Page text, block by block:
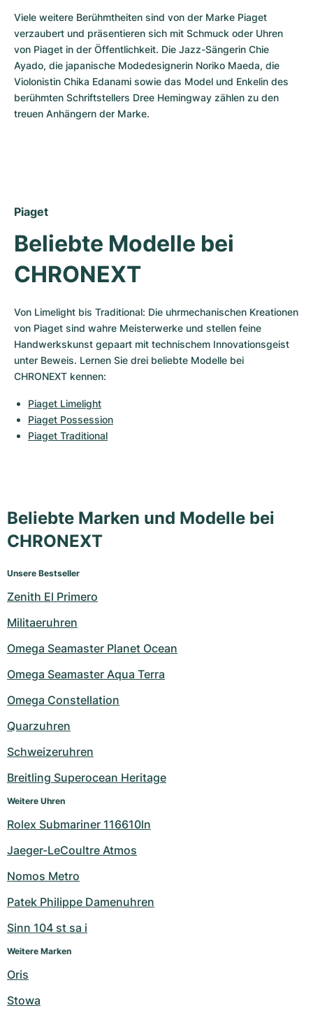
Viele weitere Berühmtheiten sind von der Marke Piaget
verzaubert und präsentieren sich mit Schmuck oder Uhren
von Piaget in der Öffentlichkeit. Die Jazz-Sängerin Chie
Ayado, die japanische Modedesignerin Noriko Maeda, die
Violonistin Chika Edanami sowie das Model und Enkelin des
berühmten Schriftstellers Dree Hemingway zählen zu den
treuen Anhängern der Marke.
Piaget
Beliebte Modelle bei
CHRONEXT
Von Limelight bis Traditional: Die uhrmechanischen Kreationen
von Piaget sind wahre Meisterwerke und stellen feine
Handwerkskunst gepaart mit technischem Innovationsgeist
unter Beweis. Lernen Sie drei beliebte Modelle bei
CHRONEXT kennen:
Piaget Limelight
Piaget Possession
Piaget Traditional
Beliebte Marken und Modelle bei
CHRONEXT
Unsere Bestseller
Zenith El Primero
Militaeruhren
Omega Seamaster Planet Ocean
Omega Seamaster Aqua Terra
Omega Constellation
Quarzuhren
Schweizeruhren
Breitling Superocean Heritage
Weitere Uhren
Rolex Submariner 116610ln
Jaeger-LeCoultre Atmos
Nomos Metro
Patek Philippe Damenuhren
Sinn 104 st sa i
Weitere Marken
Oris
Stowa